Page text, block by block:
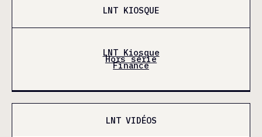
LNT KIOSQUE
LNT Kiosque
Hors série
Finance
LNT VIDÉOS